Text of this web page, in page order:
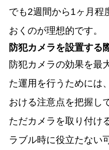
でも2週間から1ヶ月程
おくのが理想的です。
防犯カメラを設置する
防犯カメラの効果を最
た運用を行うためには
おける注意点を把握し
ただカメラを取り付け
ラブル時に役立たない